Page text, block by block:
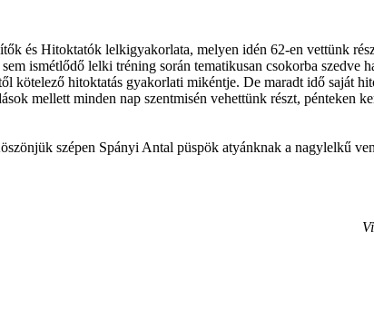
és Hitoktatók lelkigyakorlata, melyen idén 62-en vettünk
ismétlődő lelki tréning során tematikusan csokorba szedve
kötelező hitoktatás gyakorlati mikéntje. De maradt idő saját
mellett minden nap szentmisén vehettünk részt, pénteken
szépen Spányi Antal püspök atyánknak a nagylelkű